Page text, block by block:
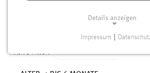
Aktive Filter:
Details anzeigen
Impressum